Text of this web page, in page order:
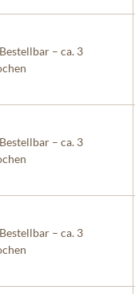
Bestellbar – ca. 3
Bestellbar – ca. 3
Bestellbar – ca. 3